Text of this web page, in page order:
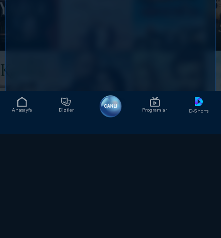
Anasayfa Diziler
CANLI
Programlar D-Shorts